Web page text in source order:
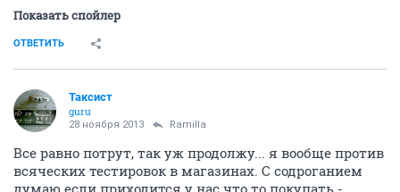
Показать спойлер
ОТВЕТИТЬ
Таксист
guru
28 ноября 2013 Ramilla
Все равно потрут, так уж продолжу... я вообще против
всяческих тестировок в магазинах. С содроганием
думаю если приходится у нас что то покупать -